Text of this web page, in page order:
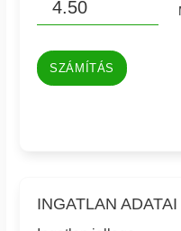
SZÁMÍTÁS
INGATLAN ADATAI